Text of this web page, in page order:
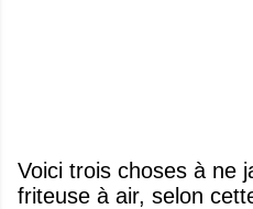
Voici trois choses à ne
friteuse à air, selon